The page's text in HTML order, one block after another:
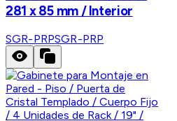
281 x 85 mm / Interior
SGR-PRPSGR-PRP